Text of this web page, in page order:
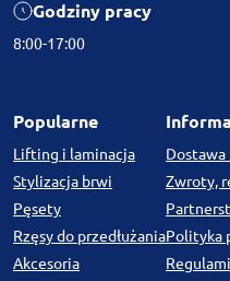
Godziny pracy
8:00-17:00
Popularne
Lifting i laminacja
Stylizacja brwi
Pęsety
Rzęsy do przedłużania
Akcesoria
Dostawa
Zwroty,
Polityka